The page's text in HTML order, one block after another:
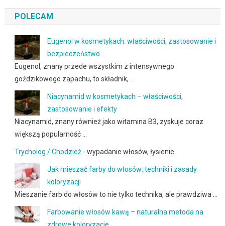
POLECAM
Eugenol w kosmetykach: właściwości, zastosowanie i
bezpieczeństwo
Eugenol, znany przede wszystkim z intensywnego
goździkowego zapachu, to składnik, …
Niacynamid w kosmetykach – właściwości,
zastosowanie i efekty
Niacynamid, znany również jako witamina B3, zyskuje coraz
większą popularność …
Trycholog / Chodzież- wypadanie włosów, łysienie
Jak mieszać farby do włosów: techniki i zasady
koloryzacji
Mieszanie farb do włosów to nie tylko technika, ale prawdziwa …
Farbowanie włosów kawą – naturalna metoda na